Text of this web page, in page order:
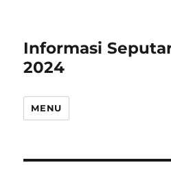
Informasi
2024
MENU